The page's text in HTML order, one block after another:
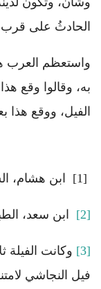
الحادثُ على قرب
واستعظم العرب
به، وقالوا وقع
الفيل، ووقع هذا
[1] ابن هشام، السيرة ١/٣٧.
[2] ابن سعد،
[3]
وكانت الفيلة
فيل النجاشي